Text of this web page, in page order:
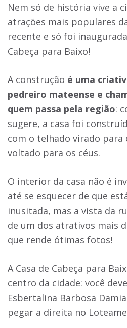
Nem só de história vive a
atrações mais populares
recente e só foi
Cabeça para Baixo!
A construção é uma
pedreiro mateense e
quem passa pela região:
sugere, a casa foi
com o telhado virado para
voltado para os céus.
O interior da casa não é
até se esquecer de que
inusitada, mas a vista da
de um dos atrativos mais
que rende ótimas fotos!
A Casa de Cabeça para
centro da cidade: você
Esbertalina Barbosa
pegar a direita no